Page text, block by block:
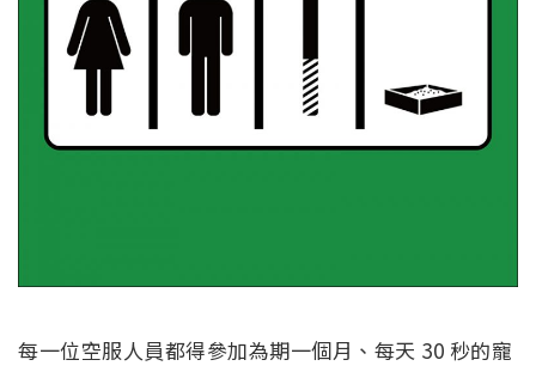
每一位空服人員都得參加為期一個月、每天 30 秒的寵